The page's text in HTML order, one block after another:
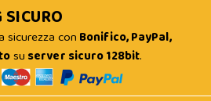
sicurezza con Bonifico, PayPal,
su server sicuro 128bit.